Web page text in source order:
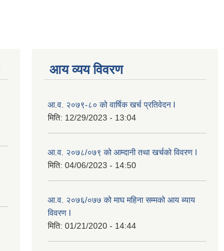
आय व्यय विवरण
आ.व. २०७९-८० को वार्षिक खर्च प्रतिवेदन l
मिति: 12/29/2023 - 13:04
आ.व. २०७८/०७९ को आम्दानी तथा खर्चको विवरण l
मिति: 04/06/2023 - 14:50
आ.व. २०७६/०७७ को माघ महिना सम्मको आय ब्याय
विवरण l
मिति: 01/21/2020 - 14:44